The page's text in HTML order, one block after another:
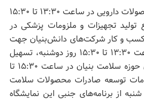
برگزاری کارگاه رفع موانع تولید محصولات دارویی در ساعت ۱۳:۳۰ تا ۱۵:۳۰
رفع موانع تولید تجهیزات و ملزومات پزشکی در
مدل کسب و کار شرکت‌های دانش‌بنیان جهت
تولید محصولات استراتژیک در ساعت ۱۳:۳۰ تا ۱۵:۳۰ روز دوشنبه، تسهیل
در امور بانکی و گمرکی شرکت‌های حوزه سلامت بنیان در ساعت ۱۵:۳۰ تا
توسعه صادرات محصولات سلامت
۱۰ تا ۱۲ روز سه شنبه از برنامه‌های جنبی این نمایشگاه